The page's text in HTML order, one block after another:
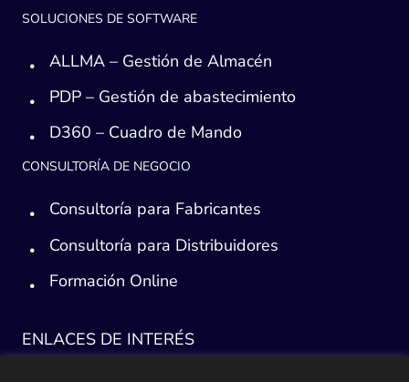
SOLUCIONES DE SOFTWARE
ALLMA – Gestión de Almacén
PDP – Gestión de abastecimiento
D360 – Cuadro de Mando
CONSULTORÍA DE NEGOCIO
Consultoría para Fabricantes
Consultoría para Distribuidores
Formación Online
ENLACES DE INTERÉS